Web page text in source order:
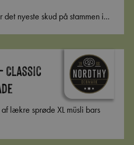
det nyeste skud på stammen i...
Classic